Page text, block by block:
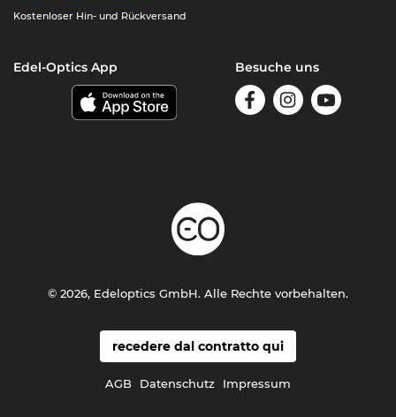
Kostenloser Hin- und Rückversand
Edel-Optics App Besuche uns
recedere dal contratto qui
AGB Datenschutz Impressum
© 2026, Edeloptics GmbH. Alle Rechte vorbehalten.